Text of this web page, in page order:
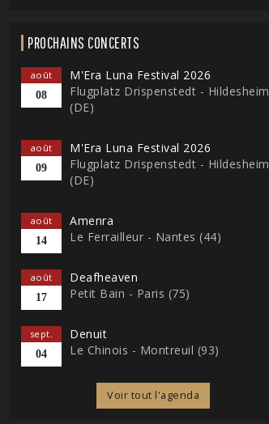
PROCHAINS CONCERTS
août
08
M'Era Luna Festival 2026
Flugplatz Drispenstedt - Hildesheim
(DE)
août
09
M'Era Luna Festival 2026
Flugplatz Drispenstedt - Hildesheim
(DE)
août
14
Amenra
Le Ferrailleur - Nantes (44)
août
17
Deafheaven
Petit Bain - Paris (75)
sept.
04
Denuit
Le Chinois - Montreuil (93)
Voir tout l'agenda